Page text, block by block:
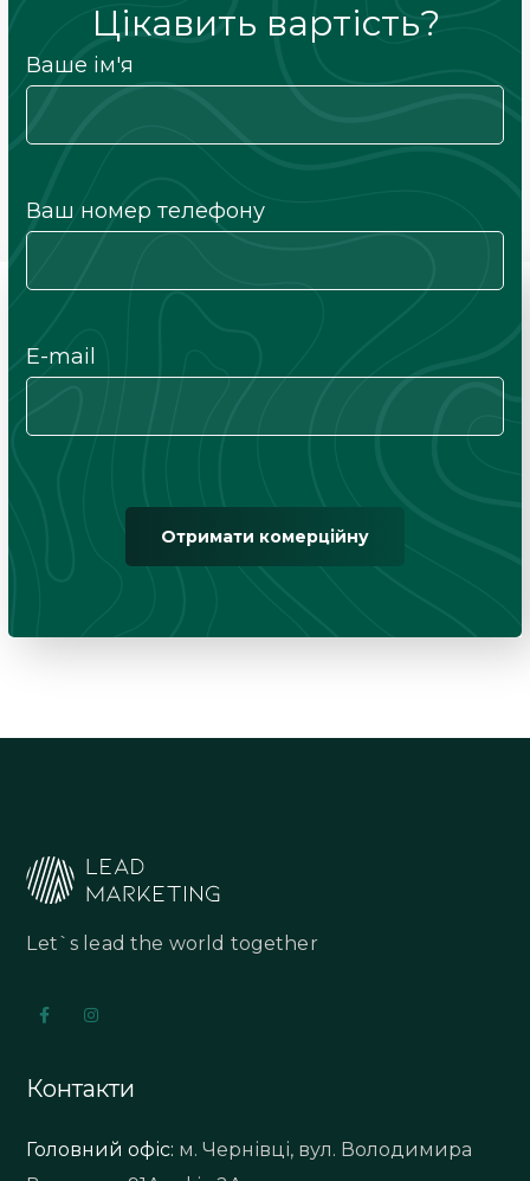
Цікавить вартість?
Ваше ім'я
Ваш номер телефону
E-mail
Let`s lead the world together
Контакти
Головний офіс: м. Чернівці, вул. Володимира